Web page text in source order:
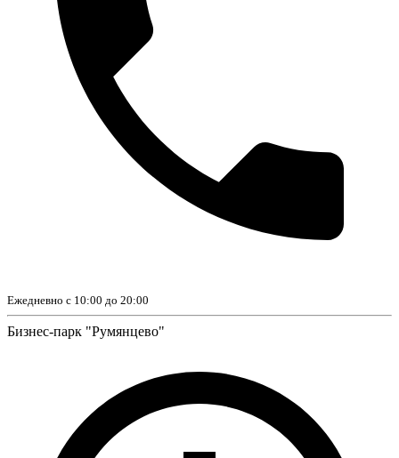
Ежедневно с 10:00 до 20:00
Бизнес-парк "Румянцево"